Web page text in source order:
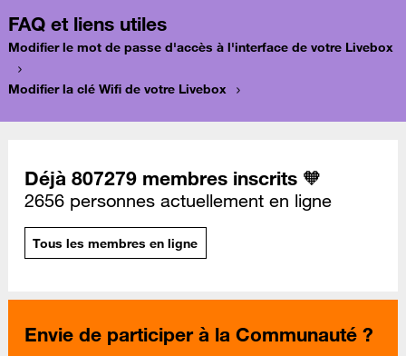
FAQ et liens utiles
Modifier le mot de passe d'accès à l'interface de votre Livebox
Modifier la clé Wifi de votre Livebox
Déjà 807279 membres inscrits 🧡
2656 personnes actuellement en ligne
Tous les membres en ligne
Envie de participer à la Communauté ?